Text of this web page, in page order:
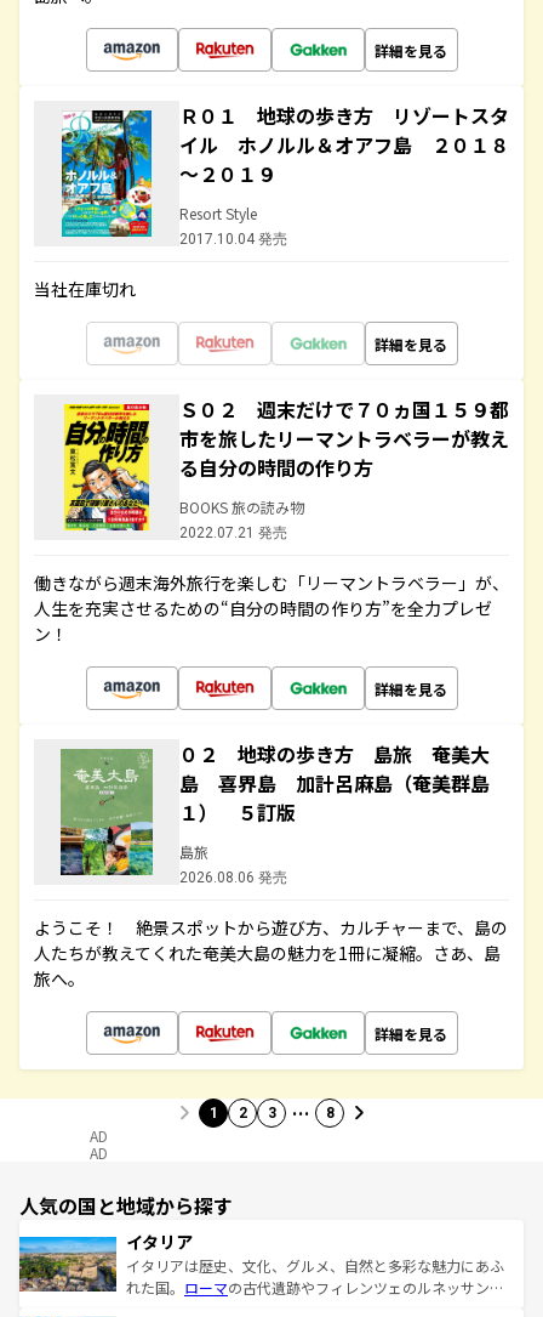
詳細を見る
Ｒ０１ 地球の歩き方 リゾートスタ
イル ホノルル＆オアフ島 ２０１８
～２０１９
Resort Style
2017.10.04 発売
当社在庫切れ
詳細を見る
Ｓ０２ 週末だけで７０ヵ国１５９都
市を旅したリーマントラベラーが教え
る自分の時間の作り方
BOOKS 旅の読み物
2022.07.21 発売
働きながら週末海外旅行を楽しむ「リーマントラベラー」が、
人生を充実させるための“自分の時間の作り方”を全力プレゼ
ン！
詳細を見る
０２ 地球の歩き方 島旅 奄美大
島 喜界島 加計呂麻島（奄美群島
１） ５訂版
島旅
2026.08.06 発売
ようこそ！ 絶景スポットから遊び方、カルチャーまで、島の
人たちが教えてくれた奄美大島の魅力を1冊に凝縮。さあ、島
旅へ。
詳細を見る
1 2 3 … 8
AD
AD
人気の国と地域から探す
イタリア
イタリアは歴史、文化、グルメ、自然と多彩な魅力にあふ
れた国。 ローマの古代遺跡やフィレンツェのルネッサンス